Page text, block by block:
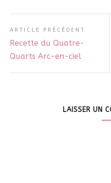
ARTICLE PRÉCÉDENT
Recette du Quatre-
Quarts Arc-en-ciel
LAISSER UN